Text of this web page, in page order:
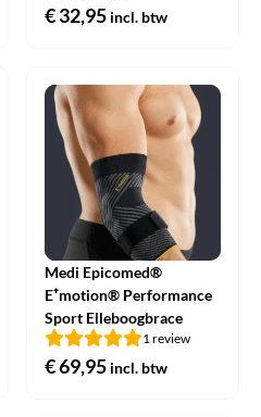
€32,95 incl. btw
Medi Epicomed®
E⁺motion® Performance
Sport Elleboogbrace
1 review
€69,95 incl. btw